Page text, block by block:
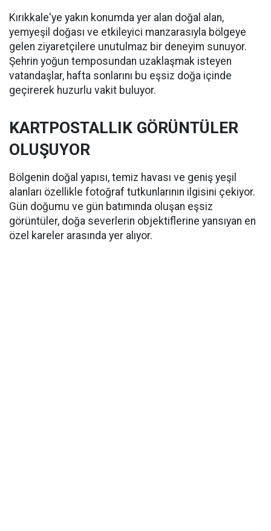
Kırıkkale'ye yakın konumda yer alan doğal alan,
yemyeşil doğası ve etkileyici manzarasıyla bölgeye
gelen ziyaretçilere unutulmaz bir deneyim sunuyor.
Şehrin yoğun temposundan uzaklaşmak isteyen
vatandaşlar, hafta sonlarını bu eşsiz doğa içinde
geçirerek huzurlu vakit buluyor.
KARTPOSTALLIK GÖRÜNTÜLER
OLUŞUYOR
Bölgenin doğal yapısı, temiz havası ve geniş yeşil
alanları özellikle fotoğraf tutkunlarının ilgisini çekiyor.
Gün doğumu ve gün batımında oluşan eşsiz
görüntüler, doğa severlerin objektiflerine yansıyan en
özel kareler arasında yer alıyor.